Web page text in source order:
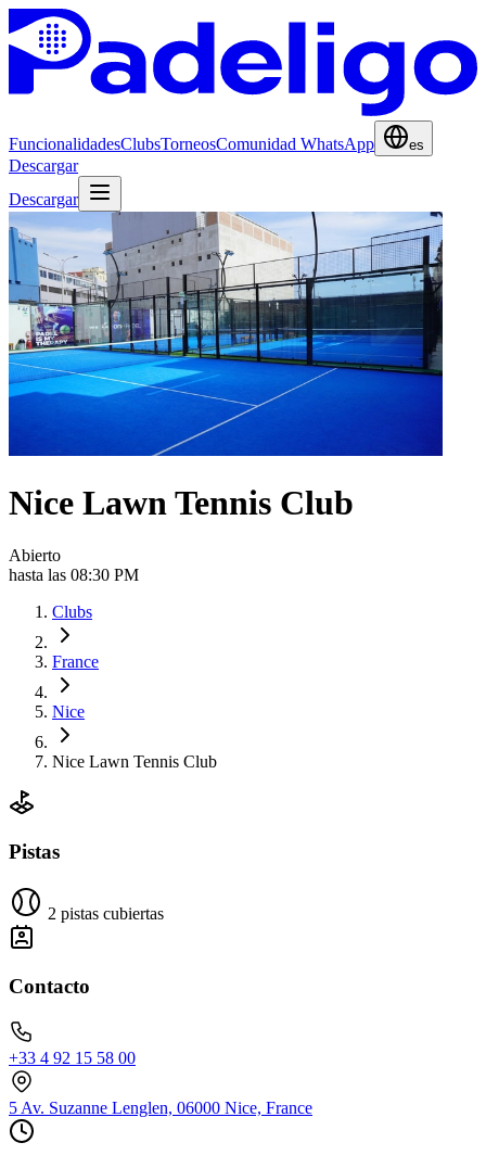
FuncionalidadesClubsTorneosComunidad WhatsApp es
Descargar
Descargar
Nice Lawn Tennis Club
Abierto
hasta las 08:30 PM
Clubs
France
Nice
Nice Lawn Tennis Club
Pistas
2 pistas cubiertas
Contacto
+33 4 92 15 58 00
5 Av. Suzanne Lenglen, 06000 Nice, France